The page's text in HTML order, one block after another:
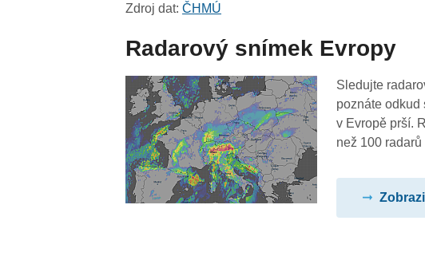
Zdroj dat:ČHMÚ
Radarový snímek Evropy
Sledujte
poznáte odkud
v Evropě prší.
než 100